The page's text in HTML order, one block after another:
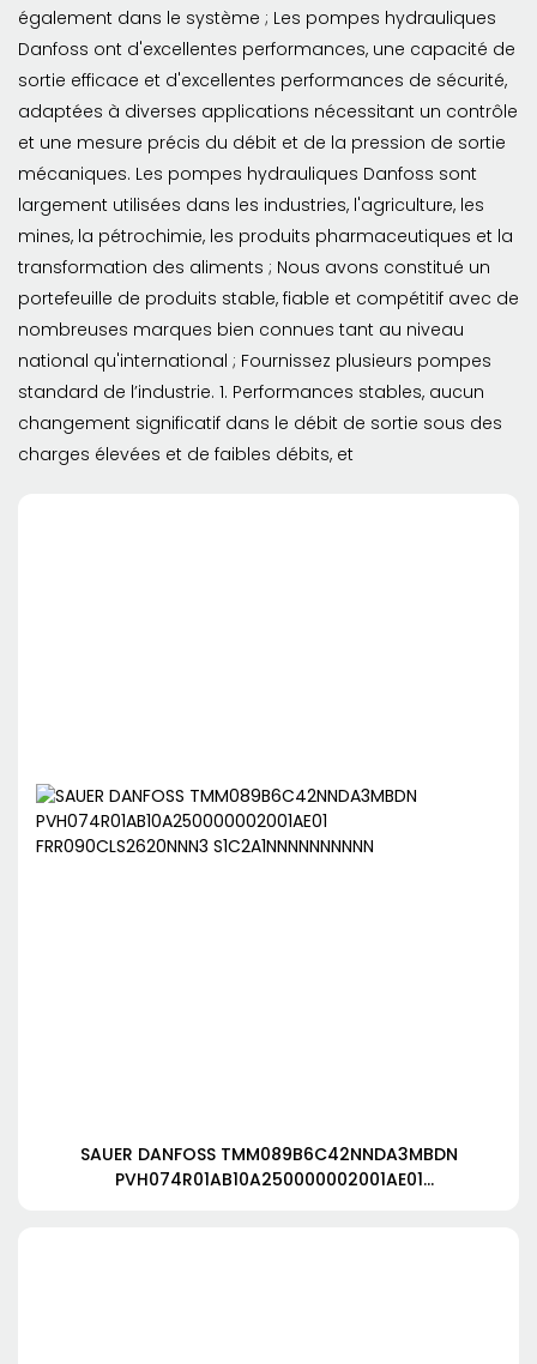
également dans le système ; Les pompes hydrauliques
Danfoss ont d'excellentes performances, une capacité de
sortie efficace et d'excellentes performances de sécurité,
adaptées à diverses applications nécessitant un contrôle
et une mesure précis du débit et de la pression de sortie
mécaniques. Les pompes hydrauliques Danfoss sont
largement utilisées dans les industries, l'agriculture, les
mines, la pétrochimie, les produits pharmaceutiques et la
transformation des aliments ; Nous avons constitué un
portefeuille de produits stable, fiable et compétitif avec de
nombreuses marques bien connues tant au niveau
national qu'international ; Fournissez plusieurs pompes
standard de l’industrie. 1. Performances stables, aucun
changement significatif dans le débit de sortie sous des
charges élevées et de faibles débits, et
SAUER DANFOSS TMM089B6C42NNDA3MBDN
PVH074R01AB10A250000002001AE01